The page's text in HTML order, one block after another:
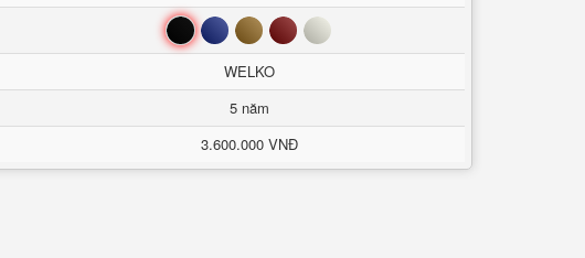
Đen Xanh Nâu Đỏ Trắng
WELKO
5 năm
3.600.000 VNĐ